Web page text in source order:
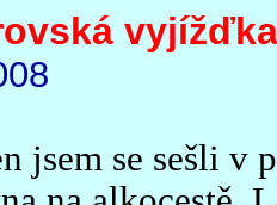
jsem se sešli v